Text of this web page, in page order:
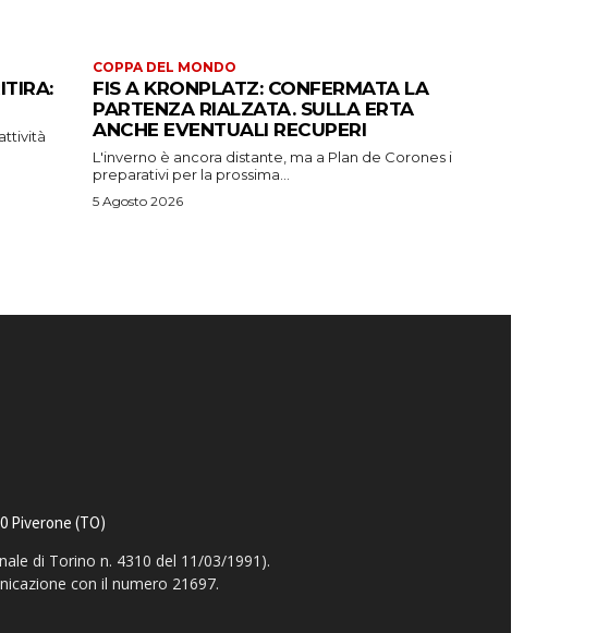
COPPA DEL MONDO
FIS A KRONPLATZ: CONFERMATA LA
PARTENZA RIALZATA. SULLA ERTA
ANCHE EVENTUALI RECUPERI
L'inverno è ancora distante, ma a Plan de Corones i
preparativi per la prossima...
5 Agosto 2026
Piverone (TO)
di Torino n. 4310 del 11/03/1991).
con il numero 21697.